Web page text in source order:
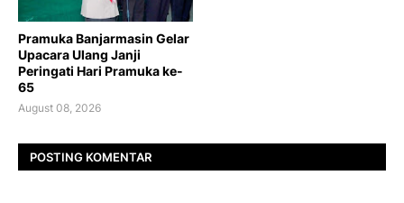
Pramuka Banjarmasin Gelar
Upacara Ulang Janji
Peringati Hari Pramuka ke-
65
August 08, 2026
POSTING KOMENTAR